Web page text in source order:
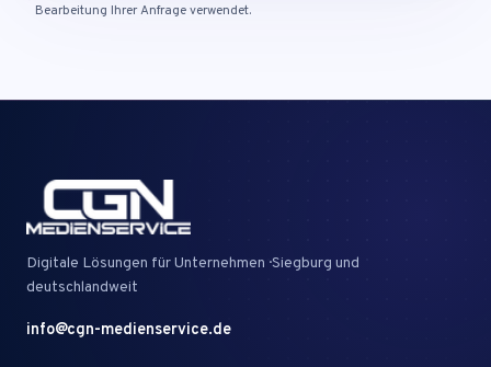
Bearbeitung Ihrer Anfrage verwendet.
Digitale Lösungen für Unternehmen · Siegburg und
deutschlandweit
info@cgn-medienservice.de